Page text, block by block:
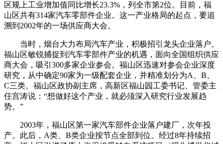
区规上工业增加值同比增长23.3%，列全市第2位。目前，福
山区共有314家汽车零部件企业。这一产业格局的起点，要追
溯到2002年的一场供应商大会。
当时，烟台大力布局汽车产业，积极招引龙头企业落户。
福山区敏锐捕捉到汽车零部件产业的机遇，面向全国组织供应
商大会，吸引300多家企业参会。福山区迅速对参会企业深度
研究，从中确定90家为一级配套企业，并精准划分为A、B、
C三类。福山区政协副主席，高新区福山园工委书记、管委主
任宫涛说：“想做好这个产业，就必须深入研究行业发展趋
势。”
2003年，福山区第一家汽车部件企业落户建厂，次年投
产。此后，A类、B类企业按节点全部到位。经过8年持续招